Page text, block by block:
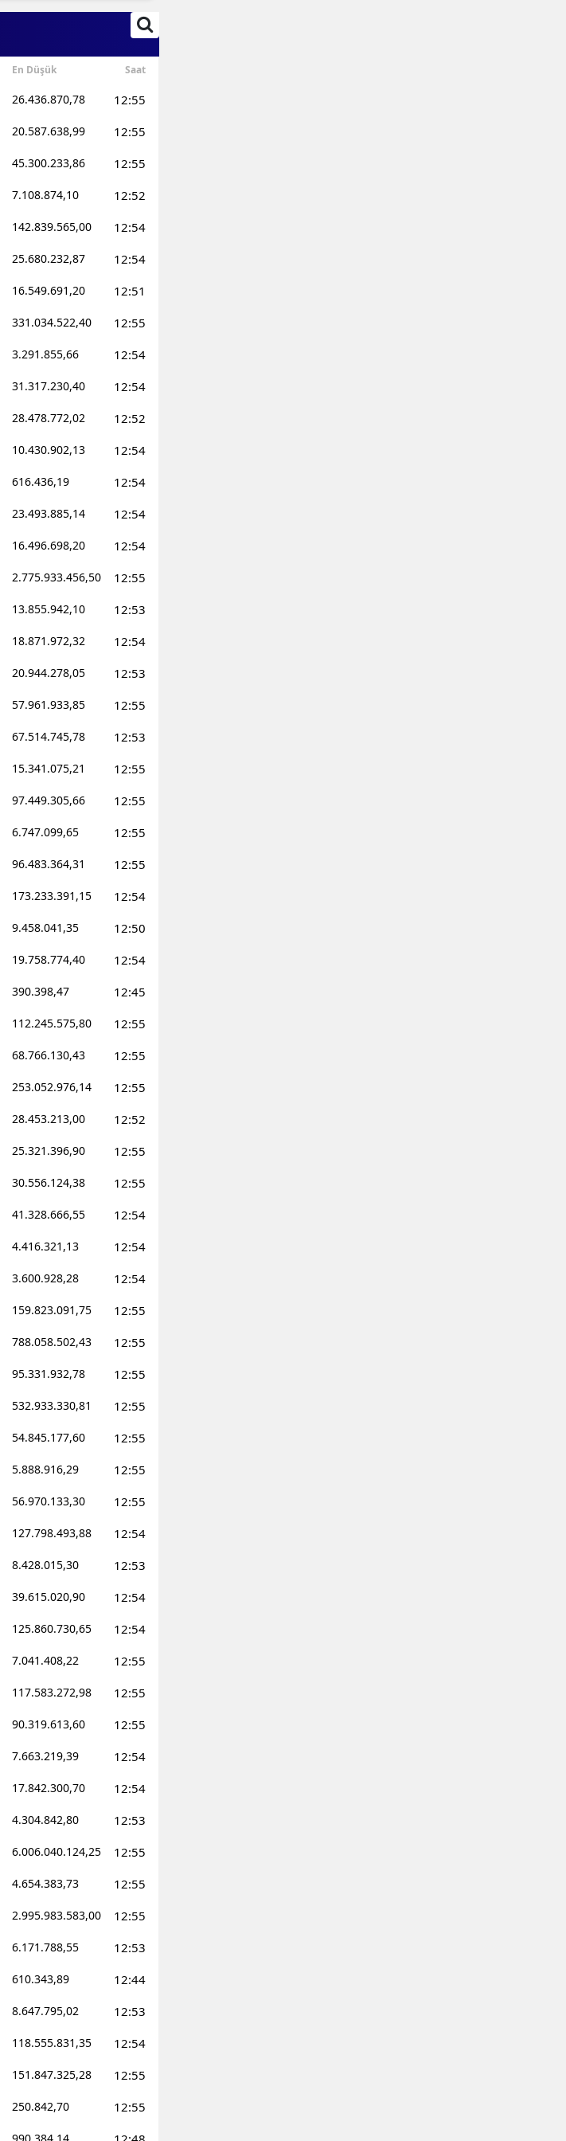
Edirne
İstanbul
İzmir
Kars
Kastamonu
Kayseri
Kırklareli
Kırşehir
Kocaeli
Konya
Kütahya
Malatya
Manisa
Kahramanmaraş
Mardin
Muğla
Muş
Nevşehir
Niğde
Ordu
Rize
Sakarya
Samsun
Bartın
Ardahan
Iğdır
Yalova
Karabük
Kilis
Osmaniye
Düzce
En Düşük Saat
26.436.870,78 12:55
20.587.638,99 12:55
45.300.233,86 12:55
7.108.874,10 12:52
142.839.565,00 12:54
25.680.232,87 12:54
16.549.691,20 12:51
331.034.522,40 12:55
3.291.855,66 12:54
31.317.230,40 12:54
28.478.772,02 12:52
10.430.902,13 12:54
616.436,19 12:54
23.493.885,14 12:54
16.496.698,20 12:54
2.775.933.456,50 12:55
13.855.942,10 12:53
18.871.972,32 12:54
20.944.278,05 12:53
57.961.933,85 12:55
67.514.745,78 12:53
15.341.075,21 12:55
97.449.305,66 12:55
6.747.099,65 12:55
96.483.364,31 12:55
173.233.391,15 12:54
9.458.041,35 12:50
19.758.774,40 12:54
390.398,47 12:45
112.245.575,80 12:55
68.766.130,43 12:55
253.052.976,14 12:55
28.453.213,00 12:52
25.321.396,90 12:55
30.556.124,38 12:55
41.328.666,55 12:54
4.416.321,13 12:54
3.600.928,28 12:54
159.823.091,75 12:55
788.058.502,43 12:55
95.331.932,78 12:55
532.933.330,81 12:55
54.845.177,60 12:55
5.888.916,29 12:55
56.970.133,30 12:55
127.798.493,88 12:54
8.428.015,30 12:53
39.615.020,90 12:54
125.860.730,65 12:54
7.041.408,22 12:55
117.583.272,98 12:55
90.319.613,60 12:55
7.663.219,39 12:54
17.842.300,70 12:54
4.304.842,80 12:53
6.006.040.124,25 12:55
4.654.383,73 12:55
2.995.983.583,00 12:55
6.171.788,55 12:53
610.343,89 12:44
8.647.795,02 12:53
118.555.831,35 12:54
151.847.325,28 12:55
250.842,70 12:55